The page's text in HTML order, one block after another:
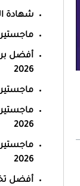
شهادة
ماجستير
أفضل
2026
ماجستير
ماجستير
2026
ماجستير
2026
أفضل